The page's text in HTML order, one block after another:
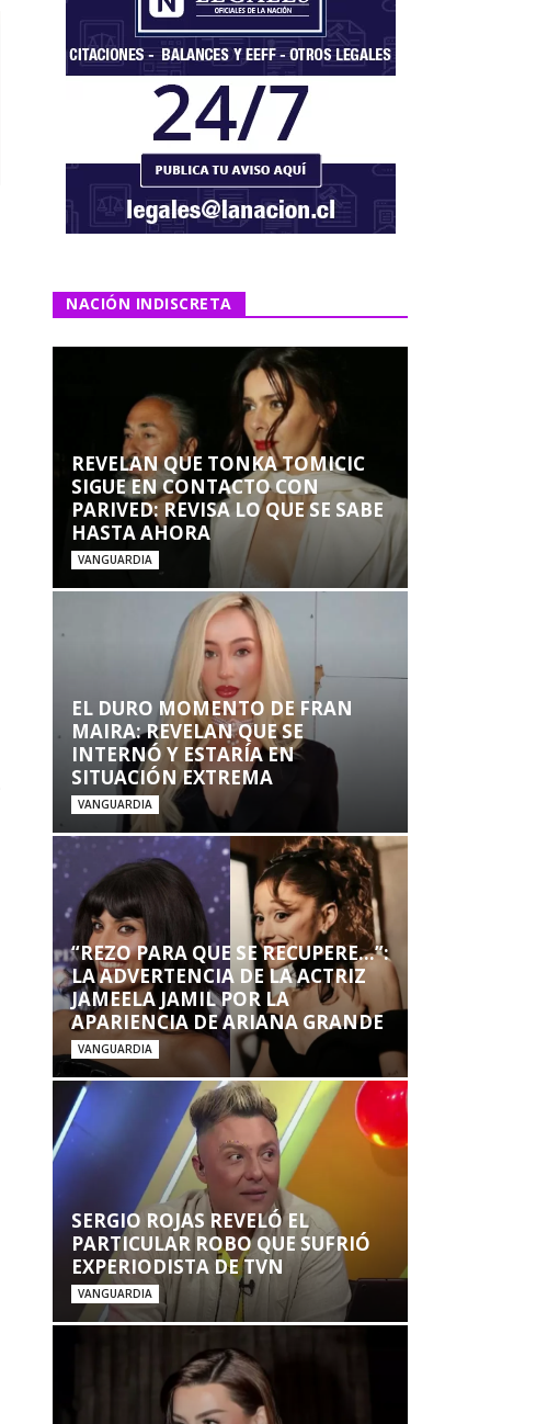
NACIÓN INDISCRETA
REVELAN QUE TONKA TOMICIC
SIGUE EN CONTACTO CON
PARIVED: REVISA LO QUE SE SABE
HASTA AHORA
VANGUARDIA
EL DURO MOMENTO DE FRAN
MAIRA: REVELAN QUE SE
INTERNÓ Y ESTARÍA EN
SITUACIÓN EXTREMA
VANGUARDIA
“REZO PARA QUE SE RECUPERE…”:
LA ADVERTENCIA DE LA ACTRIZ
JAMEELA JAMIL POR LA
APARIENCIA DE ARIANA GRANDE
VANGUARDIA
SERGIO ROJAS REVELÓ EL
PARTICULAR ROBO QUE SUFRIÓ
EXPERIODISTA DE TVN
VANGUARDIA